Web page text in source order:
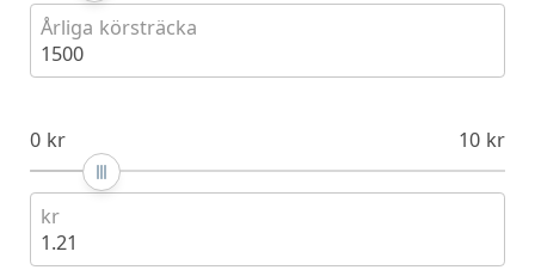
Årliga körsträcka
1500
0 kr 10 kr
kr
1.21